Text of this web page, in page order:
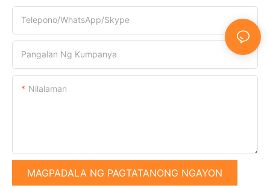
Telepono/WhatsApp/Skype
Pangalan Ng Kumpanya
Nilalaman
MAGPADALA NG PAGTATANONG NGAYON